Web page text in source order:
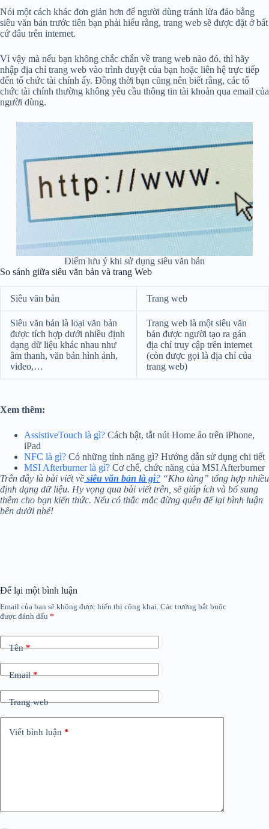
Nói một cách khác đơn giản hơn để người dùng tránh lừa đảo bằng
siêu văn bản trước tiên bạn phải hiểu rằng, trang web sẽ được đặt ở bất
cứ đâu trên internet.
Vì vậy mà nếu bạn không chắc chắn về trang web nào đó, thì hãy
nhập địa chỉ trang web vào trình duyệt của bạn hoặc liên hệ trực tiếp
đến tổ chức tài chính ấy. Đồng thời bạn cũng nên biết rằng, các tổ
chức tài chính thường không yêu cầu thông tin tài khoản qua email của
người dùng.
Điểm lưu ý khi sử dụng siêu văn bản
So sánh giữa siêu văn bản và trang Web
Siêu văn bản Trang web
Siêu văn bản là loại văn bản
được tích hợp dưới nhiều định
dạng dữ liệu khác nhau như
âm thanh, văn bản hình ảnh,
video,…
Trang web là một siêu văn
bản được người tạo ra gán
địa chỉ truy cập trên internet
(còn được gọi là địa chỉ của
trang web)
Xem thêm:
AssistiveTouch là gì? Cách bật, tắt nút Home ảo trên iPhone,
iPad
NFC là gì? Có những tính năng gì? Hướng dẫn sử dụng chi tiết
MSI Afterburner là gì? Cơ chế, chức năng của MSI Afterburner
Trên đây là bài viết về siêu văn bản là gì? “Kho tàng” tổng hợp nhiều
định dạng dữ liệu. Hy vọng qua bài viết trên, sẽ giúp ích và bổ sung
thêm cho bạn kiến thức. Nếu có thắc mắc đừng quên để lại bình luận
bên dưới nhé!
Để lại một bình luận
Email của bạn sẽ không được hiển thị công khai. Các trường bắt buộc
được đánh dấu *
Tên*
Email*
Trang web
Viết bình luận *